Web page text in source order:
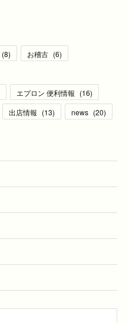
(8) お稽古 (6)
エプロン 便利情報 (16)
出店情報 (13) news (20)